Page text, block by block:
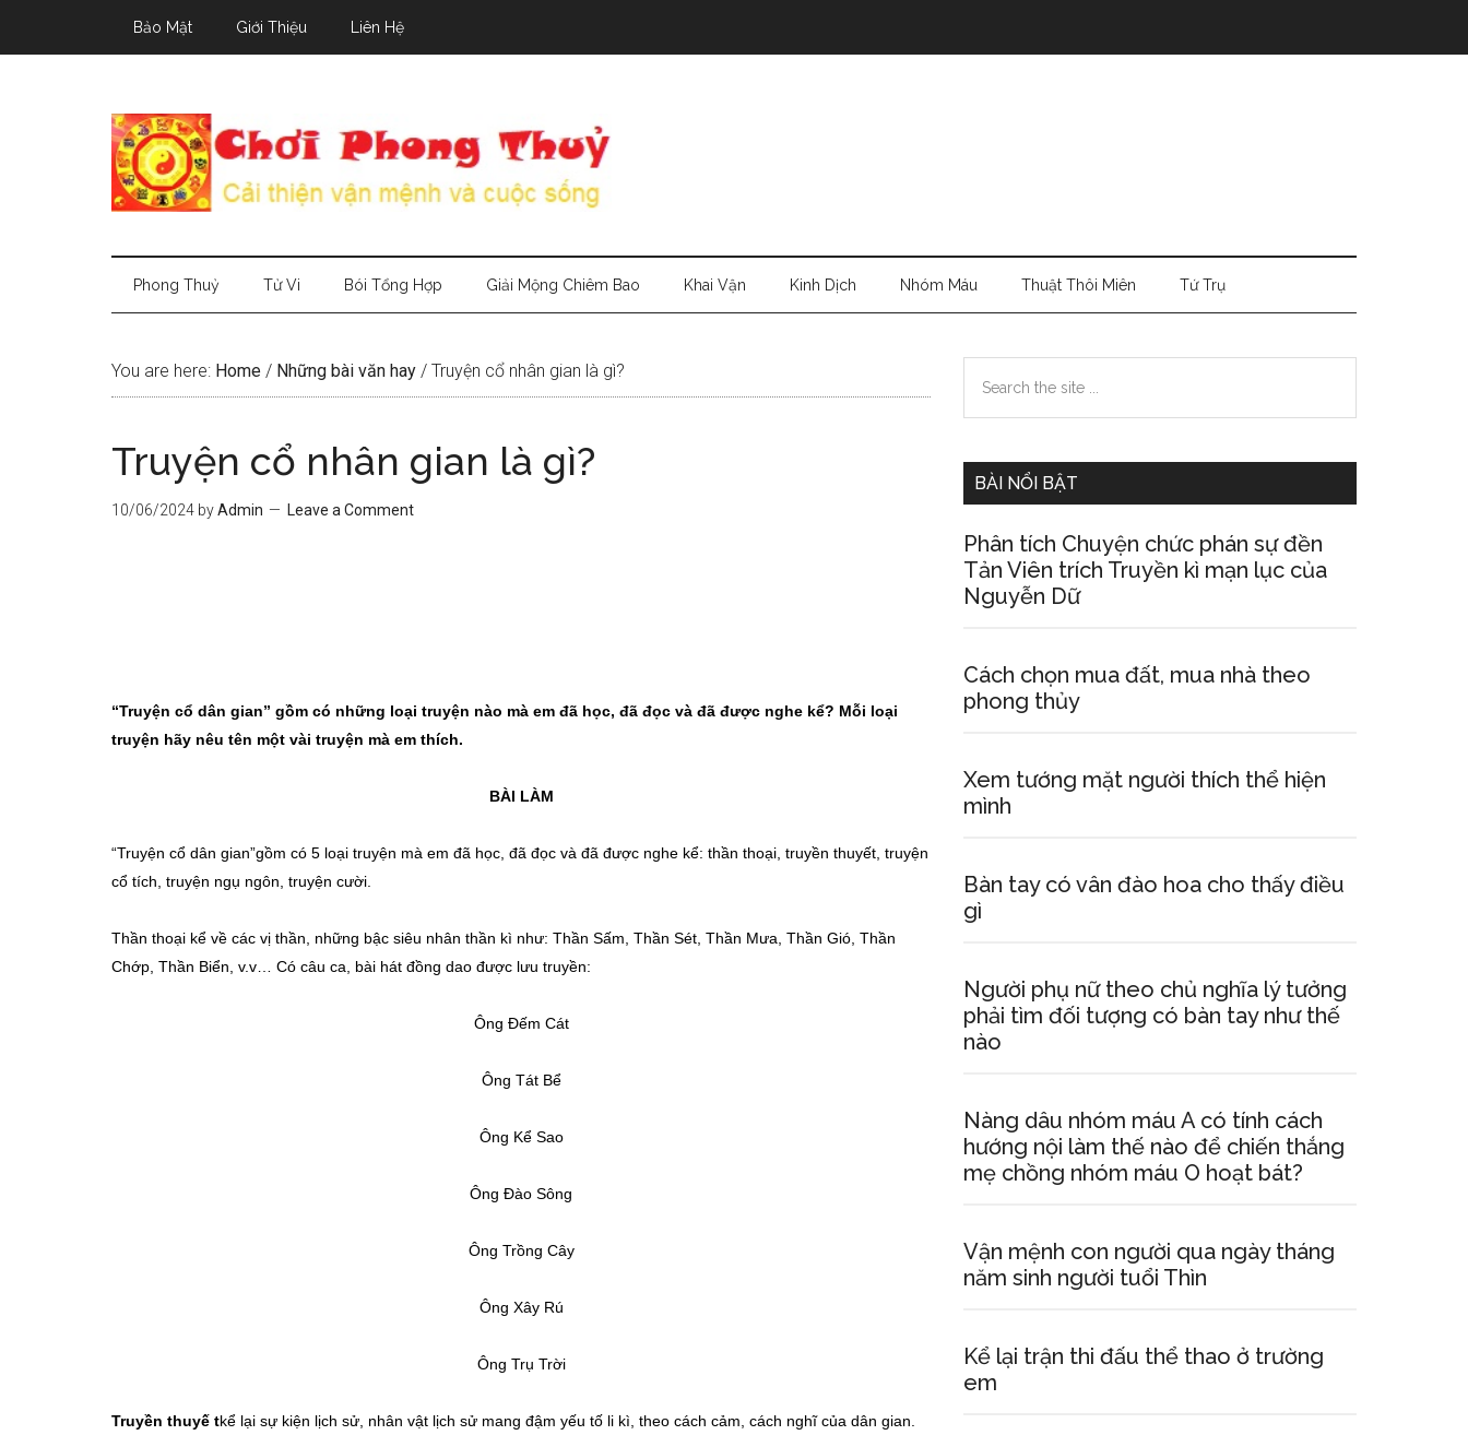
Bảo Mật Giới Thiệu Liên Hệ
Phong Thuỷ Tử Vi Bói Tổng Hợp Giải Mộng Chiêm Bao Khai Vận Kinh Dịch Nhóm Máu Thuật Thôi Miên Tứ Trụ
You are here: Home / Những bài văn hay / Truyện cổ nhân gian là gì?
Truyện cổ nhân gian là gì?
10/06/2024 byAdmin Leave a Comment
“Truyện cổ dân gian” gồm có những loại truyện nào mà em đã học, đã đọc và đã được nghe kể? Mỗi loại
truyện hãy nêu tên một vài truyện mà em thích.
BÀI LÀM
“Truyện cổ dân gian”gồm có 5 loại truyện mà em đã học, đã đọc và đã được nghe kể: thần thoại, truyền thuyết, truyện
cổ tích, truyện ngụ ngôn, truyện cười.
Thần thoại kể về các vị thần, những bậc siêu nhân thần kì như: Thần Sấm, Thần Sét, Thần Mưa, Thần Gió, Thần
Chớp, Thần Biển, v.v… Có câu ca, bài hát đồng dao được lưu truyền:
Ông Đếm Cát
Ông Tát Bể
Ông Kể Sao
Ông Đào Sông
Ông Trồng Cây
Ông Xây Rú
Ông Trụ Trời
Truyền thuyế tkể lại sự kiện lịch sử, nhân vật lịch sử mang đậm yếu tố li kì, theo cách cảm, cách nghĩ của dân gian.
Primary
Sidebar
the
BÀI NỔI BẬT
Phân tích Chuyện chức phán sự đền
Tản Viên trích Truyền kì mạn lục của
Nguyễn Dữ
Cách chọn mua đất, mua nhà theo
phong thủy
Xem tướng mặt người thích thể hiện
mình
Bàn tay có vân đào hoa cho thấy điều
gì
Người phụ nữ theo chủ nghĩa lý tưởng
phải tìm đối tượng có bàn tay như thế
nào
Nàng dâu nhóm máu A có tính cách
hướng nội làm thế nào để chiến thắng
mẹ chồng nhóm máu O hoạt bát?
Vận mệnh con người qua ngày tháng
năm sinh người tuổi Thìn
Kể lại trận thi đấu thể thao ở trường
em